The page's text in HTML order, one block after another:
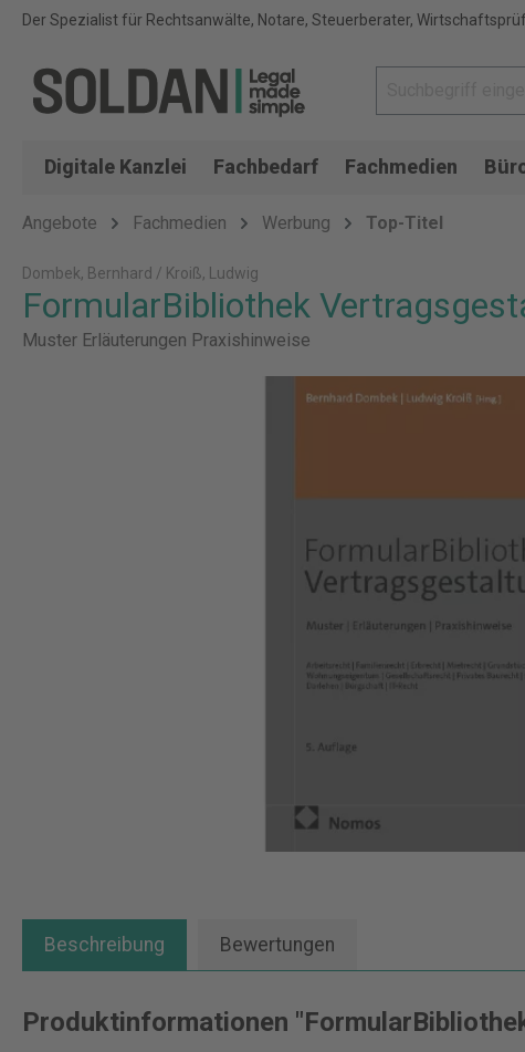
Der Spezialist für Rechtsanwälte, Notare, Steuerberater,
Digitale Kanzlei Fachbedarf Fachmedien
Angebote Fachmedien Werbung Top-Titel
Dombek, Bernhard / Kroiß, Ludwig
FormularBibliothek
Muster Erläuterungen Praxishinweise
Beschreibung Bewertungen
Produktinformationen